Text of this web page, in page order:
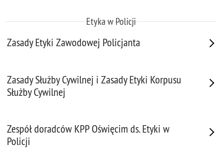
Etyka w Policji
Zasady Etyki Zawodowej Policjanta
Zasady Służby Cywilnej i Zasady Etyki Korpusu
Służby Cywilnej
Zespół doradców KPP Oświęcim ds. Etyki w
Policji